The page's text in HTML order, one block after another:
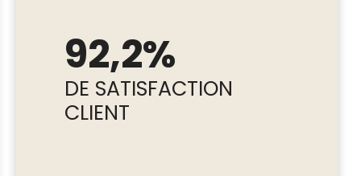
92,2%
DE SATISFACTION
CLIENT